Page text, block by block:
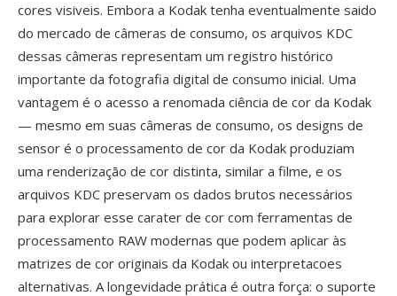
cores visiveis. Embora a Kodak tenha eventualmente saido
do mercado de câmeras de consumo, os arquivos KDC
dessas câmeras representam um registro histórico
importante da fotografia digital de consumo inicial. Uma
vantagem é o acesso a renomada ciência de cor da Kodak
— mesmo em suas câmeras de consumo, os designs de
sensor é o processamento de cor da Kodak produziam
uma renderização de cor distinta, similar a filme, e os
arquivos KDC preservam os dados brutos necessários
para explorar esse carater de cor com ferramentas de
processamento RAW modernas que podem aplicar às
matrizes de cor originais da Kodak ou interpretacoes
alternativas. A longevidade prática é outra força: o suporte